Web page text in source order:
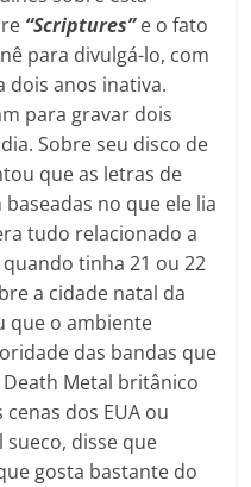
“Scriptures”e o fato
para divulgá-lo, com
dois anos inativa.
para gravar dois
Sobre seu disco de
que as letras de
baseadas no que ele lia
tudo relacionado a
tinha 21 ou 22
a cidade natal da
que o ambiente
das bandas que
Metal britânico
dos EUA ou
sueco, disse que
gosta bastante do